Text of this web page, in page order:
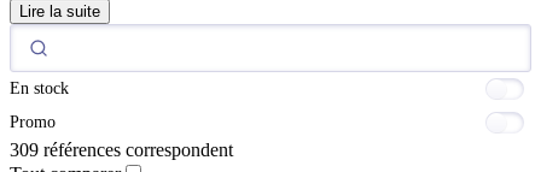
Lire la suite
En stock
Promo
309 références correspondent